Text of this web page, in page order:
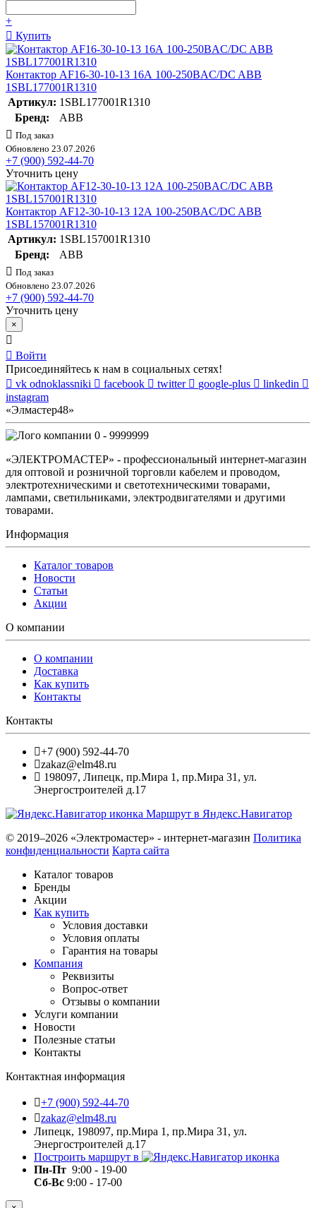
+
Купить
Контактор AF16-30-10-13 16А 100-250BAC/DC ABB
1SBL177001R1310
Артикул: 1SBL177001R1310
Бренд:
ABB
Под заказ
Обновлено 23.07.2026
+7 (900) 592-44-70
Уточнить цену
Контактор AF12-30-10-13 12А 100-250BAC/DC ABB
1SBL157001R1310
Артикул: 1SBL157001R1310
Бренд:
ABB
Под заказ
Обновлено 23.07.2026
+7 (900) 592-44-70
Уточнить цену
×
Войти
Присоединяйтесь к нам в социальных сетях!
vk odnoklassniki facebook twitter google-plus
linkedin
instagram
«Элмастер48»
0 - 9999999
«ЭЛЕКТРОМАСТЕР» - профессиональный интернет-магазин
для оптовой и розничной торговли кабелем и проводом,
электротехническими и светотехническими товарами,
лампами, светильниками, электродвигателями и другими
товарами.
Информация
Каталог товаров
Новости
Статьи
Акции
О компании
О компании
Доставка
Как купить
Контакты
Контакты
+7 (900) 592-44-70
zakaz@elm48.ru
198097, Липецк, пр.Мира 1, пр.Мира 31, ул.
Энергостроителей д.17
Маршрут в Яндекс.Навигатор
© 2019–2026 «Электромастер» - интернет-магазин Политика
конфиденциальности Карта сайта
Каталог товаров
Бренды
Акции
Как купить
Условия доставки
Условия оплаты
Гарантия на товары
Компания
Реквизиты
Вопрос-ответ
Отзывы о компании
Услуги компании
Новости
Полезные статьи
Контакты
Контактная информация
+7 (900) 592-44-70
zakaz@elm48.ru
Липецк, 198097, пр.Мира 1, пр.Мира 31, ул.
Энергостроителей д.17
Построить маршрут в
Пн-Пт 9:00 - 19-00
Сб-Вс 9:00 - 17-00